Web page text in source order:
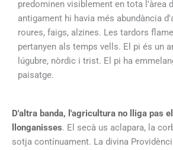
predominen visiblement en tota l'àrea
antigament hi havia més abundància
roures, faigs, alzines. Les tardors
pertanyen als temps vells. El pi és un
lúgubre, nòrdic i trist. El pi ha
paisatge.
D'altra banda, l'agricultura no lliga pas
llonganisses. El secà us aclapara, la
sotja contínuament. La divina